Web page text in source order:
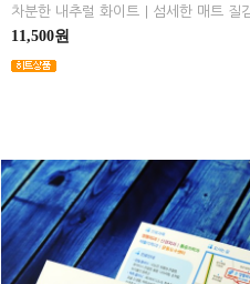
11,500원